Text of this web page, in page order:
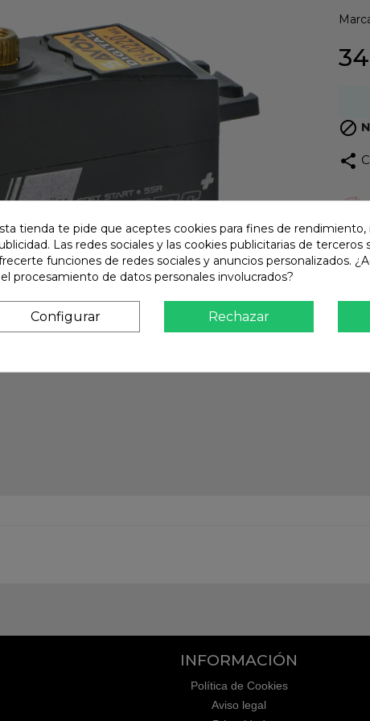

share
INFORMACIÓN
Política de Cookies
Aviso legal
tienda te pide que aceptes cookies para fines de rendimiento,
Las redes sociales y las cookies publicitarias de terceros
funciones de redes sociales y anuncios personalizados.
procesamiento de datos personales involucrados?
Configurar Rechazar